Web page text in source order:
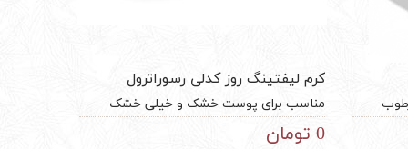
کرم لیفتینگ روز کدلی رسوراترول
مناسب برای پوست خشک و خیلی خشک
50میل چین‌وچروک‌ها را اصلاح، سفت و نیازهای
0 تومان